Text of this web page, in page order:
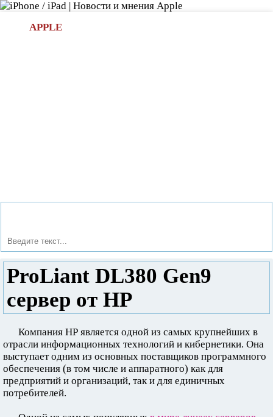
APPLE
ProLiant DL380 Gen9
сервер от НР
Компания НР является одной из самых крупнейших в
отрасли информационных технологий и кибернетики. Она
выступает одним из основных поставщиков программного
обеспечения (в том числе и аппаратного) как для
предприятий и организаций, так и для единичных
потребителей.